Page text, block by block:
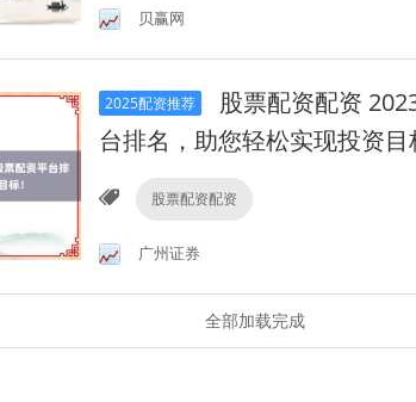
贝赢网
2025配资推荐
股票配资配资
台排名，助您轻松实现投资目
股票配资配资
广州证券
全部加载完成